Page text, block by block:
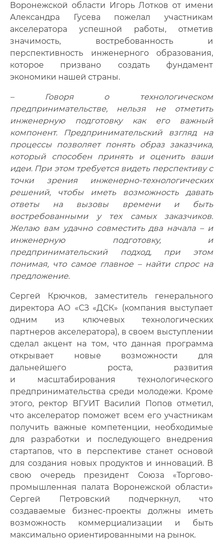
Воронежской области Игорь Лотков от имени
Александра Гусева пожелал участникам
акселератора успешной работы, отметив
значимость, востребованность и
перспективность инженерного образования,
которое призвано создать фундамент
экономики нашей страны.
– Говоря о технологическом
предпринимательстве, нельзя не отметить
инженерную подготовку как его важный
компонент. Предпринимательский взгляд на
процессы позволяет понять образ заказчика,
который способен принять и оценить ваши
идеи. При этом требуется видеть перспективу с
точки зрения инженерно-технологических
решений, чтобы иметь возможность давать
ответы на вызовы времени и быть
востребованными у тех самых заказчиков.
Желаю вам удачно совместить два начала – и
инженерную подготовку, и
предпринимательский подход, при этом
понимая, что самое главное – найти спрос на
предложение.
Сергей Крючков, заместитель генерального
директора АО «СЗ «ДСК» (компания выступает
одним из ключевых технологических
партнеров акселератора), в своем выступлении
сделал акцент на том, что данная программа
открывает новые возможности для
дальнейшего роста, развития
и масштабирования технологического
предпринимательства среди молодежи. Кроме
этого, ректор ВГУИТ Василий Попов отметил,
что акселератор поможет всем его участникам
получить важные компетенции, необходимые
для разработки и последующего внедрения
стартапов, что в перспективе станет основой
для создания новых продуктов и инноваций. В
свою очередь президент Союза «Торгово-
промышленная палата Воронежской области»
Сергей Петровский подчеркнул, что
создаваемые бизнес-проекты должны иметь
возможность коммерциализации и быть
максимально ориентированными на рынок.